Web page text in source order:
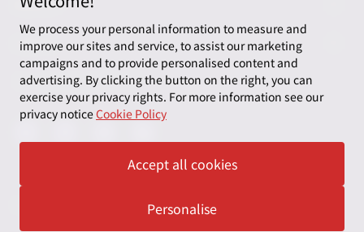
ご相談・お問い合わせ
ABOUT
リソース
税務カレンダ
LEGAL
プライバシーポリシー
クッキーの設定
ソーシャルメディア
© 2026 グランド・ソントン台湾 – 無断複写・転載を禁じます
We process your personal information to measure and
improve our sites and service, to assist our marketing
campaigns and to provide personalised content and
advertising. By clicking the button on the right, you can
exercise your privacy rights. For more information see our
privacy noticeCookie Policy
Accept all cookies
Personalise